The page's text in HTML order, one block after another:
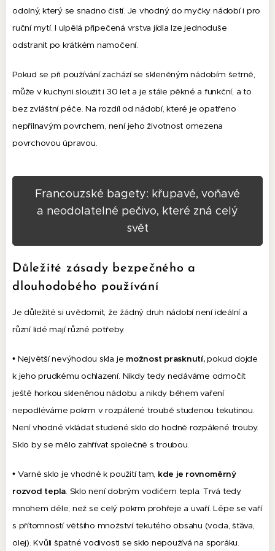
odolný, který se snadno čistí. Je vhodný do myčky nádobí i pro
ruční mytí. I ulpělá připečená vrstva jídla lze jednoduše
odstranit po krátkém namočení.
Pokud se při používání zachází se skleněným nádobím šetrně,
může v kuchyni sloužit i 30 let a je stále pěkné a funkční, a to
bez zvláštní péče. Na rozdíl od nádobí, které je opatřeno
nepřilnavým povrchem, není jeho životnost omezena
povrchovou úpravou.
Francouzské bagety: křupavé, voňavé
a neodolatelné pečivo, které zná celý
svět
Důležité zásady bezpečného a
dlouhodobého používání
Je důležité si uvědomit, že žádný druh nádobí není ideální a
různí lidé mají různé potřeby.
• Největší nevýhodou skla je možnost prasknutí,pokud dojde
k jeho prudkému ochlazení. Nikdy tedy nedáváme odmočit
ještě horkou skleněnou nádobu a nikdy během vaření
nepodléváme pokrm v rozpálené troubě studenou tekutinou.
Není vhodné vkládat studené sklo do hodně rozpálené trouby.
Sklo by se mělo zahřívat společně s troubou.
• Varné sklo je vhodné k použití tam, kde je rovnoměrný
rozvod tepla. Sklo není dobrým vodičem tepla. Trvá tedy
mnohem déle, než se celý pokrm prohřeje a uvaří. Lépe se vaří
s přítomností většího množství tekutého obsahu (voda, šťáva,
olej). Kvůli špatné vodivosti se sklo nepoužívá na sporáku.